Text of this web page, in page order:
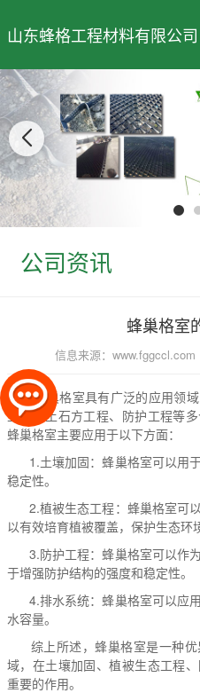
山东蜂格工程材料有限公司
公司资讯
蜂巢格室
信息来源： www.fggccl.com
蜂巢格室具有广泛的应用领域
工程、土石方工程、防护工程等
蜂巢格室主要应用于以下方面：
1.土壤加固：蜂巢格室可以用
稳定性。
2.植被生态工程：蜂巢格室可
以有效培育植被覆盖，保护生态环
3.防护工程：蜂巢格室可以作
于增强防护结构的强度和稳定性。
4.排水系统：蜂巢格室可以应
水容量。
综上所述，蜂巢格室是一种优
域，在土壤加固、植被生态工程
重要的作用。